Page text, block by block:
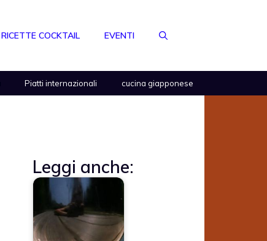
RICETTE COCKTAIL EVENTI
Piatti internazionali cucina giapponese
Leggi anche: